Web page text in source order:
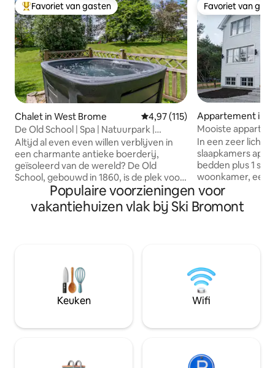
Topfavoriet van gasten
Favoriet van gasten
Chalet in West Brome Gemiddelde beoordeling van
4,97 (115)
De Old School | Spa | Natuurpark |
Platteland
Altijd al even even willen verblijven in
een charmante antieke boerderij,
geïsoleerd van de wereld? De Old
School, gebouwd in 1860, is de plek voor
Capaciteit van 6 volwassenen en 2
kinderen ➳ Natuurpark en rivier voor
jaar door toegankelijk is! ➳ Elektrische
autolader bij het dichtstbijzijnde
benzinestation Shell (6 minuten rijden)
Favoriet van
Favoriet van
Appartement in
Mooiste
Vieux
In een zeer lichte
slaapkamers
bedden plus 1 slaapbank in de
woonkamer, een
complete
douche. Op
en winkels in het
Granby zoo. Er
bubbelbaden
22.00 uur en een verwarmd gezouten
zwembad van 1
Populaire voorzieningen voor
vakantiehuizen vlak bij Ski Bromont
Keuken Wifi